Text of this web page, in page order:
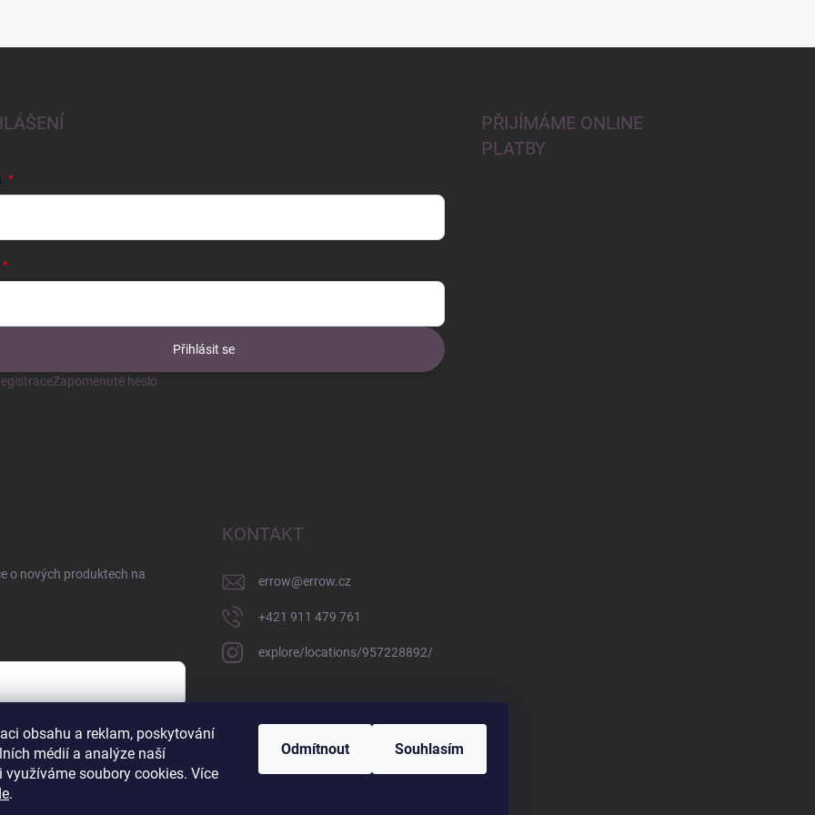
obsahu a reklam, poskytování
médií a analýze naší
využíváme soubory cookies. Více
.
Odmítnout Souhlasím
Přihlásit se
Zapomenuté heslo
PŘIJÍMÁME ONLINE
PLATBY
o nových produktech na
údajů
KONTAKT
errow@errow.cz
+421 911 479 761
explore/locations/957228892/